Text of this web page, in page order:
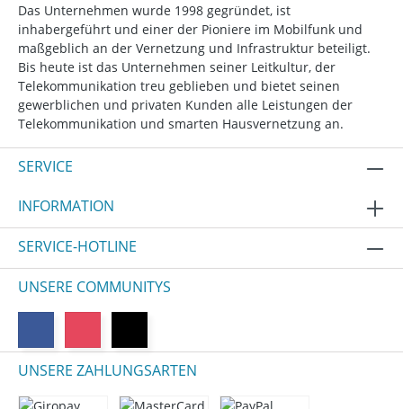
Das Unternehmen wurde 1998 gegründet, ist
inhabergeführt und einer der Pioniere im Mobilfunk und
maßgeblich an der Vernetzung und Infrastruktur beteiligt.
Bis heute ist das Unternehmen seiner Leitkultur, der
Telekommunikation treu geblieben und bietet seinen
gewerblichen und privaten Kunden alle Leistungen der
Telekommunikation und smarten Hausvernetzung an.
SERVICE
INFORMATION
SERVICE-HOTLINE
UNSERE COMMUNITYS
UNSERE ZAHLUNGSARTEN